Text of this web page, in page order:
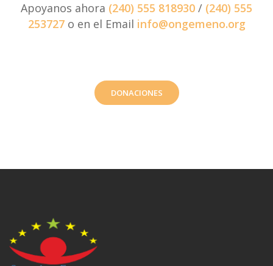
Apoyanos ahora (240) 555 818930 / (240) 555
253727o en el Email info@ongemeno.org
DONACIONES